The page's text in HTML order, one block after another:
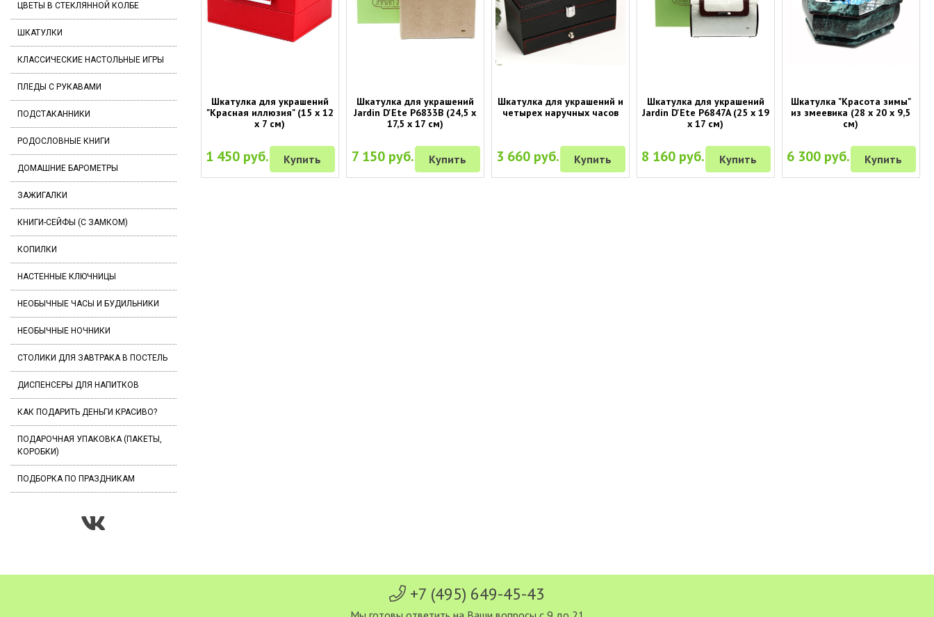
ЦВЕТЫ В СТЕКЛЯННОЙ КОЛБЕ
ШКАТУЛКИ
КЛАССИЧЕСКИЕ НАСТОЛЬНЫЕ ИГРЫ
ПЛЕДЫ С РУКАВАМИ
ПОДСТАКАННИКИ
РОДОСЛОВНЫЕ КНИГИ
ДОМАШНИЕ БАРОМЕТРЫ
ЗАЖИГАЛКИ
КНИГИ-СЕЙФЫ (С ЗАМКОМ)
КОПИЛКИ
НАСТЕННЫЕ КЛЮЧНИЦЫ
НЕОБЫЧНЫЕ ЧАСЫ И БУДИЛЬНИКИ
НЕОБЫЧНЫЕ НОЧНИКИ
СТОЛИКИ ДЛЯ ЗАВТРАКА В ПОСТЕЛЬ
ДИСПЕНСЕРЫ ДЛЯ НАПИТКОВ
КАК ПОДАРИТЬ ДЕНЬГИ КРАСИВО?
ПОДАРОЧНАЯ УПАКОВКА (ПАКЕТЫ,
КОРОБКИ)
ПОДБОРКА ПО ПРАЗДНИКАМ
Шкатулка для украшений
"Красная иллюзия" (15 х 12
х 7 см)
1 450 руб. Купить
Шкатулка для украшений
Jardin D'Ete P6833B (24,5 х
17,5 х 17 см)
7 150 руб. Купить
Шкатулка для украшений и
четырех наручных часов
3 660 руб. Купить
Шкатулка для украшений
Jardin D'Ete P6847A (25 х 19
х 17 см)
8 160 руб. Купить
Шкатулка "Красота зимы"
из змеевика (28 х 20 х 9,5
см)
6 300 руб. Купить
+7 (495) 649-45-43